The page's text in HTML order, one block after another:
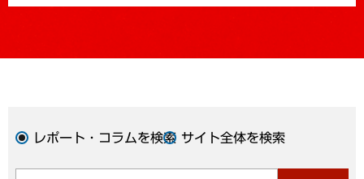
レポート・コラムを検索 サイト全体を検索